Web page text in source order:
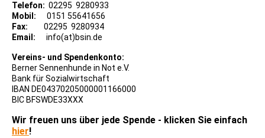
Telefon: 02295 9280933
Mobil: 0151 55641656
Fax:
02295 9280934
Email: info(at)bsin.de
Vereins- und Spendenkonto:
Berner Sennenhunde in Not e.V.
Bank für Sozialwirtschaft
IBAN DE04370205000001166000
BIC BFSWDE33XXX
Wir freuen uns über jede Spende - klicken Sie einfach
hier!